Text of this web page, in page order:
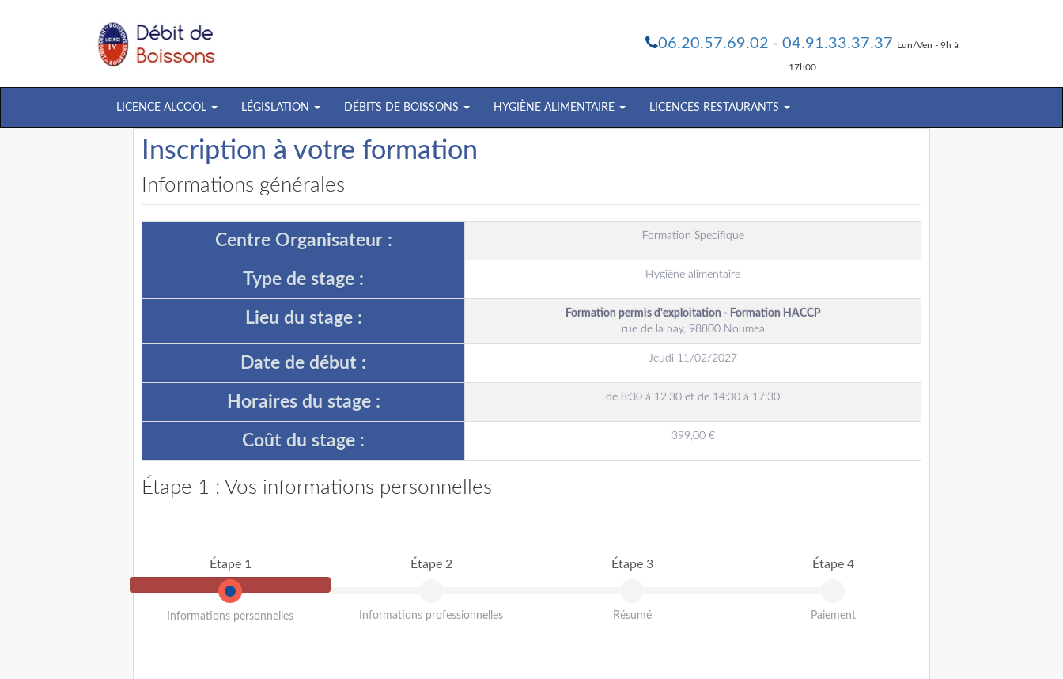
06.20.57.69.02 - 04.91.33.37.37 Lun/Ven - 9h à
17h00
LICENCE ALCOOL LÉGISLATION DÉBITS DE BOISSONS HYGIÈNE ALIMENTAIRE LICENCES RESTAURANTS
Inscription à votre formation
Informations générales
Centre Organisateur : Formation Specifique
Type de stage : Hygiène alimentaire
Lieu du stage :
Formation permis d'exploitation - Formation HACCP
rue de la pay, 98800 Noumea
Date de début : Jeudi 11/02/2027
Horaires du stage : de 8:30 à 12:30 et de 14:30 à 17:30
Coût du stage : 399,00 €
Étape 1 : Vos informations personnelles
Étape 1
Informations personnelles
Étape 2
Informations professionnelles
Étape 3
Résumé
Étape 4
Paiement